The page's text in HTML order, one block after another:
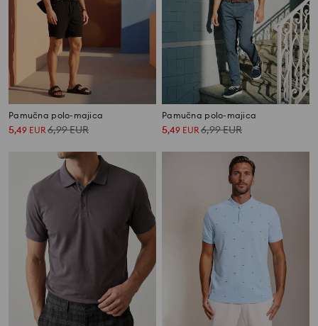
Pamučna polo-majica
5,49 EUR6,99EUR
Pamučna polo-majica
5,49 EUR6,99EUR